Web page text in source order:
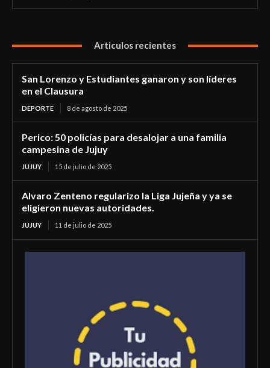
Articulos recientes
San Lorenzo y Estudiantes ganaron y son líderes
en el Clausura
DEPORTE 8 de agosto de 2025
Perico: 50 policías para desalojar a una familia
campesina de Jujuy
JUJUY 15 de julio de 2025
Alvaro Zenteno regularizo la Liga Jujeña y ya se
eligieron nuevas autoridades.
JUJUY 11 de julio de 2025